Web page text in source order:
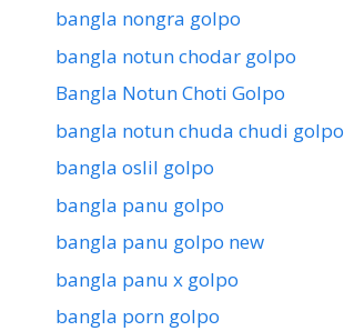
bangla nongra golpo
bangla notun chodar golpo
Bangla Notun Choti Golpo
bangla notun chuda chudi golpo
bangla oslil golpo
bangla panu golpo
bangla panu golpo new
bangla panu x golpo
bangla porn golpo